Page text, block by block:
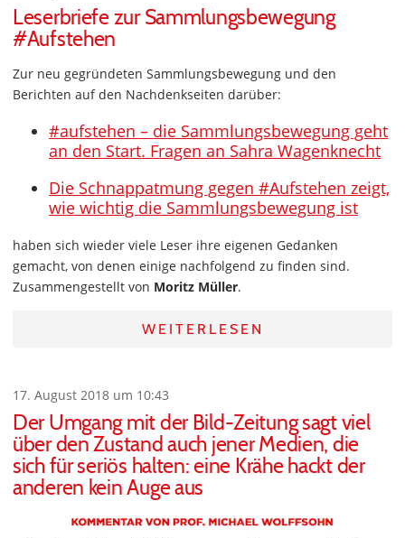
Leserbriefe zur Sammlungsbewegung
#Aufstehen
Zur neu gegründeten Sammlungsbewegung und den
Berichten auf den Nachdenkseiten darüber:
#aufstehen – die Sammlungsbewegung geht
an den Start. Fragen an Sahra Wagenknecht
Die Schnappatmung gegen #Aufstehen zeigt,
wie wichtig die Sammlungsbewegung ist
haben sich wieder viele Leser ihre eigenen Gedanken
gemacht, von denen einige nachfolgend zu finden sind.
Zusammengestellt von Moritz Müller.
WEITERLESEN
17. August 2018 um 10:43
Der Umgang mit der Bild-Zeitung sagt viel
über den Zustand auch jener Medien, die
sich für seriös halten: eine Krähe hackt der
anderen kein Auge aus